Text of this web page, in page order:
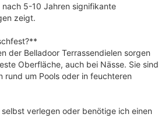
5-10 Jahren signifikante
zeigt.
der Belladoor Terrassendielen sorgen
Oberfläche, auch bei Nässe. Sie sind
rund um Pools oder in feuchteren
verlegen oder benötige ich einen